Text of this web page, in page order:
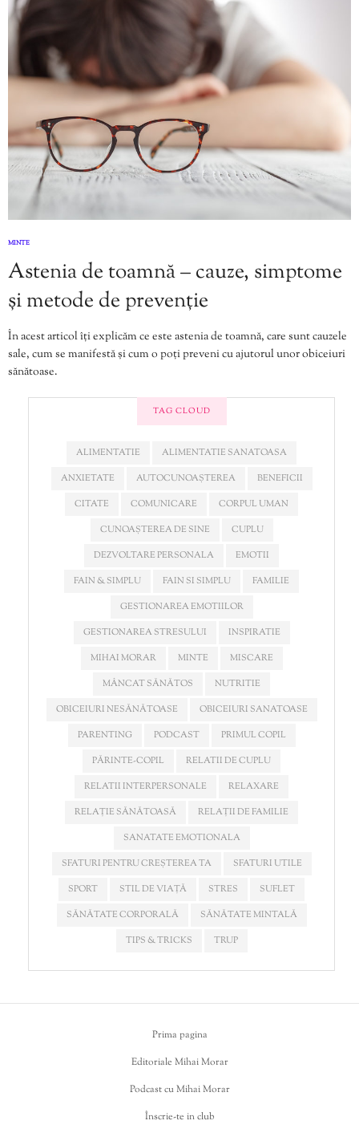
MINTE
Astenia de toamnă – cauze, simptome
și metode de prevenție
În acest articol îți explicăm ce este astenia de toamnă, care sunt cauzele
sale, cum se manifestă și cum o poți preveni cu ajutorul unor obiceiuri
sănătoase.
TAG CLOUD
ALIMENTATIE
ALIMENTATIE SANATOASA
ANXIETATE
AUTOCUNOAȘTEREA
BENEFICII
CITATE
COMUNICARE
CORPUL UMAN
CUNOAȘTEREA DE SINE
CUPLU
DEZVOLTARE PERSONALA
EMOTII
FAIN & SIMPLU
FAIN SI SIMPLU
FAMILIE
GESTIONAREA EMOTIILOR
GESTIONAREA STRESULUI
INSPIRATIE
MIHAI MORAR
MINTE
MISCARE
MÂNCAT SĂNĂTOS
NUTRITIE
OBICEIURI NESĂNĂTOASE
OBICEIURI SANATOASE
PARENTING
PODCAST
PRIMUL COPIL
PĂRINTE-COPIL
RELATII DE CUPLU
RELATII INTERPERSONALE
RELAXARE
RELAȚIE SĂNĂTOASĂ
RELAȚII DE FAMILIE
SANATATE EMOTIONALA
SFATURI PENTRU CREȘTEREA TA
SFATURI UTILE
SPORT
STIL DE VIAȚĂ STRES
SUFLET
SĂNĂTATE CORPORALĂ
SĂNĂTATE MINTALĂ
TIPS & TRICKS
TRUP
Prima pagina
Editoriale Mihai Morar
Podcast cu Mihai Morar
Înscrie-te in club